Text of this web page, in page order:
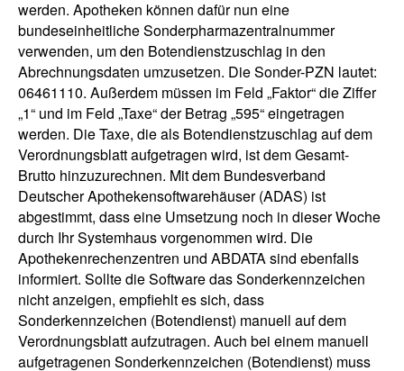
werden. Apotheken können dafür nun eine
bundeseinheitliche Sonderpharmazentralnummer
verwenden, um den Botendienstzuschlag in den
Abrechnungsdaten umzusetzen. Die Sonder-PZN lautet:
06461110. Außerdem müssen im Feld „Faktor“ die Ziffer
„1“ und im Feld „Taxe“ der Betrag „595“ eingetragen
werden. Die Taxe, die als Botendienstzuschlag auf dem
Verordnungsblatt aufgetragen wird, ist dem Gesamt-
Brutto hinzuzurechnen. Mit dem Bundesverband
Deutscher Apothekensoftwarehäuser (ADAS) ist
abgestimmt, dass eine Umsetzung noch in dieser Woche
durch Ihr Systemhaus vorgenommen wird. Die
Apothekenrechenzentren und ABDATA sind ebenfalls
informiert. Sollte die Software das Sonderkennzeichen
nicht anzeigen, empfiehlt es sich, dass
Sonderkennzeichen (Botendienst) manuell auf dem
Verordnungsblatt aufzutragen. Auch bei einem manuell
aufgetragenen Sonderkennzeichen (Botendienst) muss